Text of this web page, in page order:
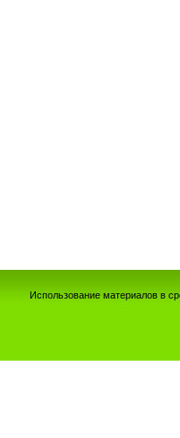
Использование материалов в